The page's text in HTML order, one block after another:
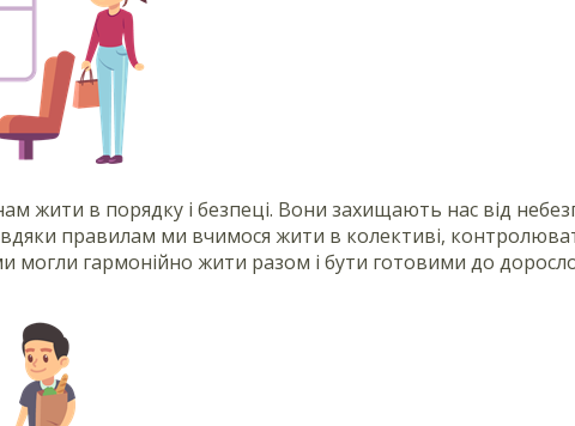
жити в порядку і безпеці. Вони захищають нас від
правилам ми вчимося жити в колективі,
могли гармонійно жити разом і бути готовими до